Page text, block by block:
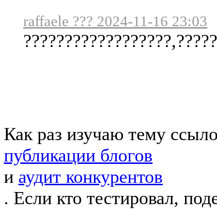
raffaele ??? 2024-11-16 23:03
Как раз изучаю тему
публикации блогов
и аудит конкурентов
. Если кто тестировал,